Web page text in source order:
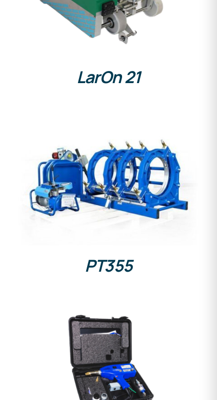
LarOn 21
DETAILS
PT355
DETAILS